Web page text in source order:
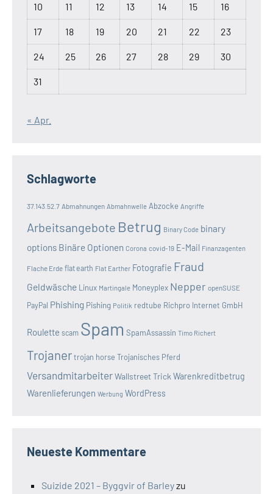
10 11 12 13 14 15 16
17 18 19 20 21 22 23
24 25 26 27 28 29 30
31
« Apr.
Schlagworte
37.143.52.7 Abmahnungen Abmahnwelle Abzocke Angriffe
Arbeitsangebote Betrug Binary Code binary
options Binäre Optionen Corona covid-19 E-Mail Finanzagenten
Flache Erde flat earth Flat Earther Fotografie Fraud
Geldwäsche Linux Martingale Moneyplex Nepper openSUSE
PayPal Phishing Pishing Politik redtube Richpro Internet GmbH
Roulette scam Spam SpamAssassin Timo Richert
Trojanertrojan horse Trojanisches Pferd
VersandmitarbeiterWallstreet Trick Warenkreditbetrug
Warenlieferungen Werbung WordPress
Neueste Kommentare
Suizide 2021 – Byggvir of Barleyzu